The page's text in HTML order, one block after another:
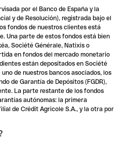
por el Banco de España y la
y de Resolución), registrada bajo el
fondos de nuestros clientes está
Una parte de estos fondos está bien
Société Générale, Natixis o
en fondos del mercado monetario
están depositados en Société
de nuestros bancos asociados, los
de Garantía de Depósitos (FGDR),
La parte restante de los fondos
autónomas: la primera
de Crédit Agricole S.A., y la otra por